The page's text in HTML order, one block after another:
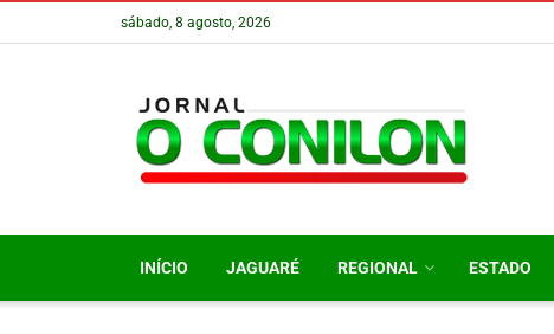
sábado, 8 agosto, 2026
INÍCIO JAGUARÉ REGIONAL ESTADO